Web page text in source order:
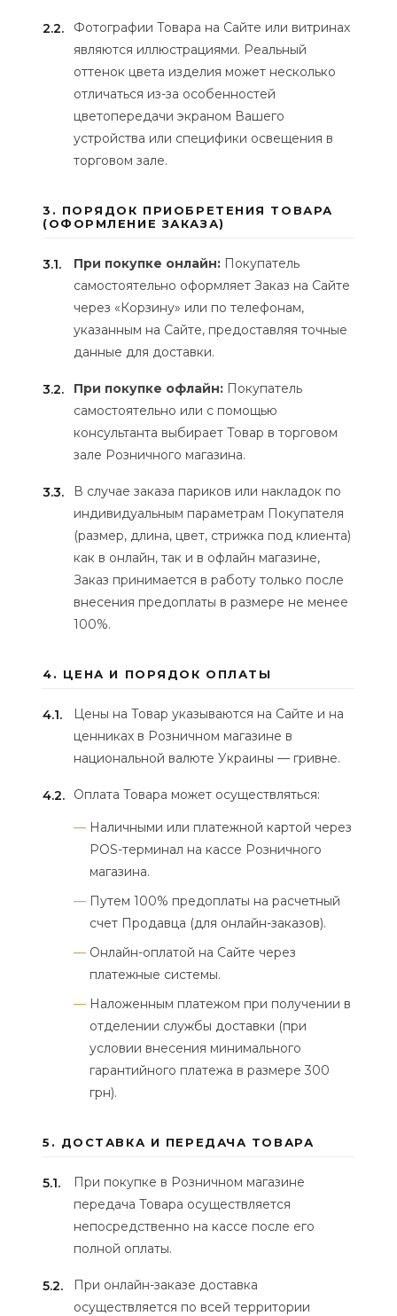
2.2.
Фотографии Товара на Сайте или витринах
являются иллюстрациями. Реальный
оттенок цвета изделия может несколько
отличаться из-за особенностей
цветопередачи экраном Вашего
устройства или специфики освещения в
торговом зале.
3. ПОРЯДОК ПРИОБРЕТЕНИЯ ТОВАРА
(ОФОРМЛЕНИЕ ЗАКАЗА)
3.1. При покупке онлайн: Покупатель
самостоятельно оформляет Заказ на Сайте
через «Корзину» или по телефонам,
указанным на Сайте, предоставляя точные
данные для доставки.
3.2. При покупке офлайн: Покупатель
самостоятельно или с помощью
консультанта выбирает Товар в торговом
зале Розничного магазина.
3.3.
В случае заказа париков или накладок по
индивидуальным параметрам Покупателя
(размер, длина, цвет, стрижка под клиента)
как в онлайн, так и в офлайн магазине,
Заказ принимается в работу только после
внесения предоплаты в размере не менее
100%.
4. ЦЕНА И ПОРЯДОК ОПЛАТЫ
4.1.
Цены на Товар указываются на Сайте и на
ценниках в Розничном магазине в
национальной валюте Украины — гривне.
4.2. Оплата Товара может осуществляться:
Наличными или платежной картой через
POS-терминал на кассе Розничного
магазина.
Путем 100% предоплаты на расчетный
счет Продавца (для онлайн-заказов).
Онлайн-оплатой на Сайте через
платежные системы.
Наложенным платежом при получении в
отделении службы доставки (при
условии внесения минимального
гарантийного платежа в размере 300
грн).
5. ДОСТАВКА И ПЕРЕДАЧА ТОВАРА
5.1.
При покупке в Розничном магазине
передача Товара осуществляется
непосредственно на кассе после его
полной оплаты.
5.2.
При онлайн-заказе доставка
осуществляется по всей территории